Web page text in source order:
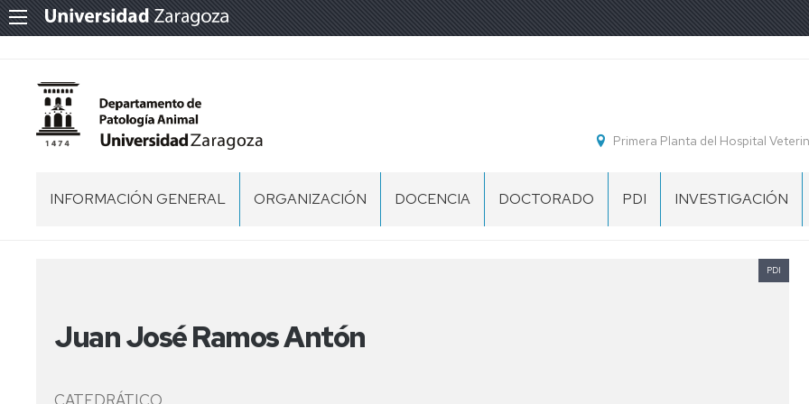
Primera Planta del Hospital
INFORMACIÓN GENERAL
NORMATIVA
ORGANIZACIÓN
DEL
DEPARTAMENTO
DOCENCIA DOCTORADO PDI INVESTIGACIÓN
INVESTIGACIÓN
Juan José Ramos Antón
PDI